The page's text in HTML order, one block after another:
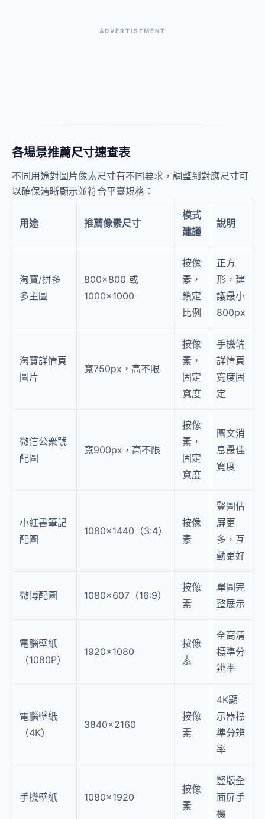
ADVERTISEMENT
各場景推薦尺寸速查表
不同用途對圖片像素尺寸有不同要求，調整到對應尺寸可
以確保清晰顯示並符合平臺規格：
用途 推薦像素尺寸
模式
建議
說明
淘寶/拼多
多主圖
800×800 或
1000×1000
按像
素，
鎖定
比例
正方
形，建
議最小
800px
淘寶詳情頁
圖片
寬750px，高不限
按像
素，
固定
寬度
手機端
詳情頁
寬度固
定
微信公衆號
配圖
寬900px，高不限
按像
素，
固定
寬度
圖文消
息最佳
寬度
小紅書筆記
配圖
1080×1440（3:4）
按像
素
豎圖佔
屏更
多，互
動更好
微博配圖 1080×607（16:9）
按像
素
單圖完
整展示
電腦壁紙
（1080P）
1920×1080
按像
素
全高清
標準分
辨率
電腦壁紙
（4K）
3840×2160
按像
素
4K顯
示器標
準分辨
率
手機壁紙 1080×1920
按像
素
豎版全
面屏手
機